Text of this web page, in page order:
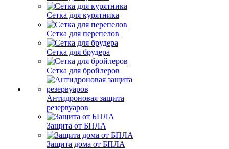
Сетка для курятника
Сетка для перепелов
Сетка для брудера
Сетка для бройлеров
Антидроновая защита
резервуаров
Защита от БПЛА
Защита дома от БПЛА